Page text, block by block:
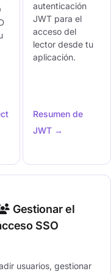
autenticación
JWT para el
acceso del
lector desde tu
aplicación.
Resumen de
JWT →
Gestionar el
SSO
usuarios, gestionar